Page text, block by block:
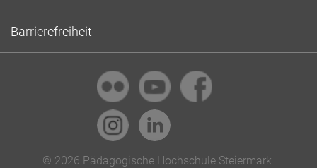
Barrierefreiheit
© 2026 Pädagogische Hochschule Steiermark